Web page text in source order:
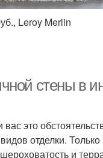
Leroy Merlin
стены в
это
отделки.
и